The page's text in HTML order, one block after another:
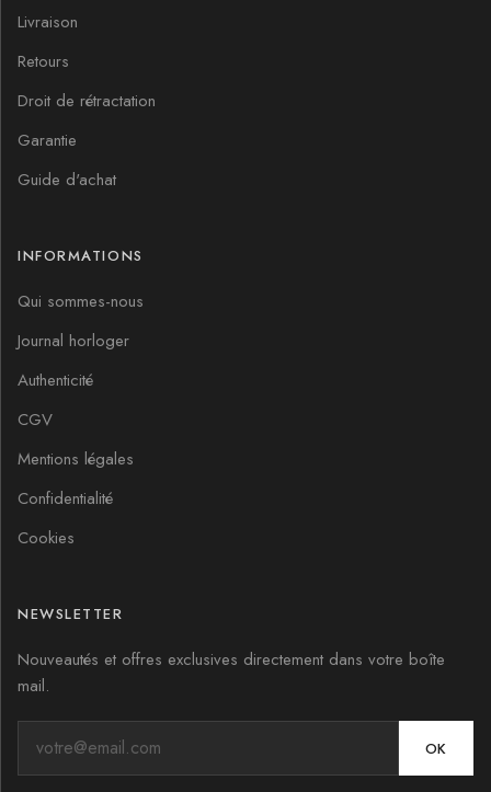
Livraison
Retours
Droit de rétractation
Garantie
Guide d'achat
INFORMATIONS
Qui sommes-nous
Journal horloger
Authenticité
CGV
Mentions légales
Confidentialité
Cookies
NEWSLETTER
Nouveautés et offres exclusives directement dans votre boîte
mail.
OK